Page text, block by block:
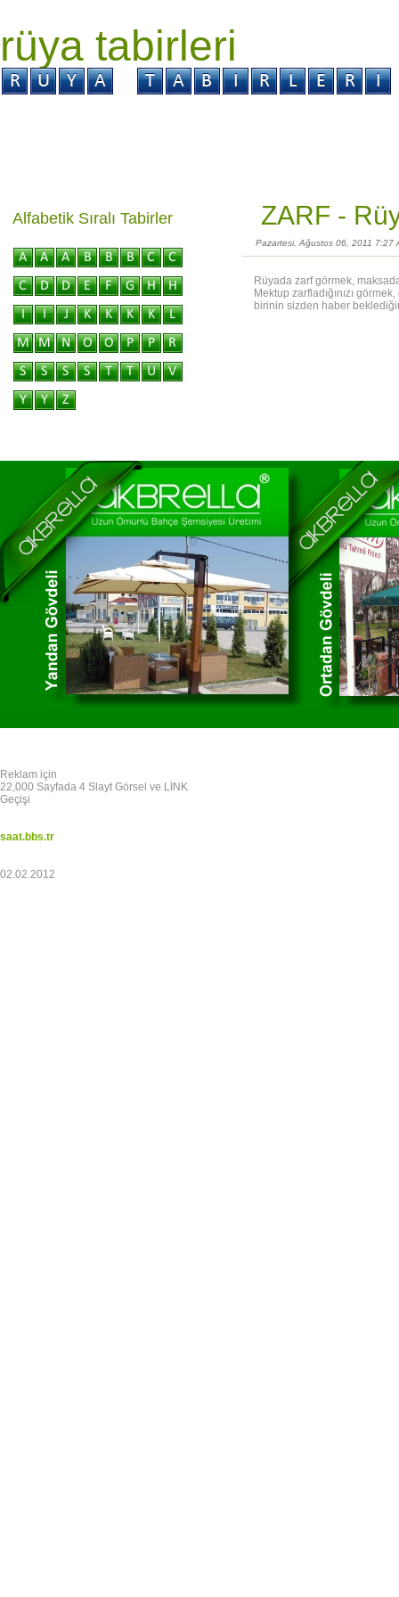
rüya tabirleri
ZARF -
Pazartesi, Ağustos 06, 2011 7:27
Rüyada zarf görmek,
Mektup zarfladığınızı
birinin sizden haber
Alfabetik Sıralı Tabirler
Reklam için
22,000 Sayfada 4 Slayt Görsel ve LİNK
Geçişi
saat.bbs.tr
02.02.2012